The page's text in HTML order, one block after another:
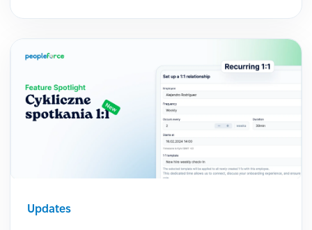
Updates